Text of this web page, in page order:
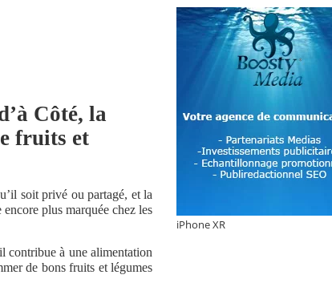
Côté, la
fruits et
soit privé ou partagé, et la
plus marquée chez les
contribue à une alimentation
de bons fruits et légumes
iPhone XR